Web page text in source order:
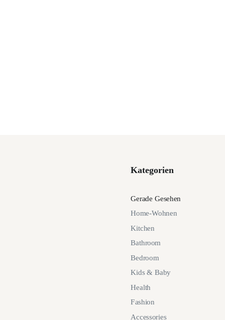
Kategorien
Gerade Gesehen
Home-Wohnen
Kitchen
Bathroom
Bedroom
Kids & Baby
Health
Fashion
Accessories